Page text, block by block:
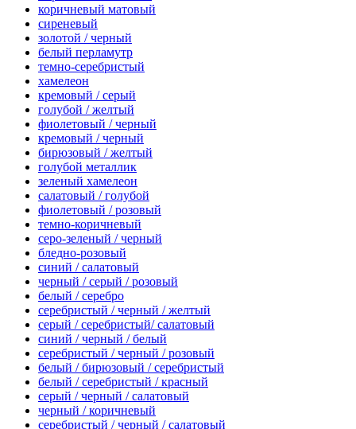
коричневый матовый
сиреневый
золотой / черный
белый перламутр
темно-серебристый
хамелеон
кремовый / серый
голубой / желтый
фиолетовый / черный
кремовый / черный
бирюзовый / желтый
голубой металлик
зеленый хамелеон
салатовый / голубой
фиолетовый / розовый
темно-коричневый
серо-зеленый / черный
бледно-розовый
синий / салатовый
черный / серый / розовый
белый / серебро
серебристый / черный / желтый
серый / серебристый/ салатовый
синий / черный / белый
серебристый / черный / розовый
белый / бирюзовый / серебристый
белый / серебристый / красный
серый / черный / салатовый
черный / коричневый
серебристый / черный / салатовый